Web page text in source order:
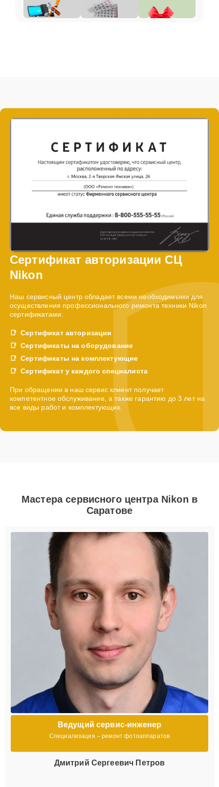
Сертификат авторизации СЦ
Nikon
Наш сервисный центр обладает всеми необходимыми для
осуществления профессионального ремонта техники Nikon
сертификатами:
Сертификат авторизации
Сертификаты на оборудование
Сертификаты на комплектующие
Сертификат у каждого специалиста
При обращении в наш сервис клиент получает
компетентное обслуживание, а также гарантию до 3 лет на
все виды работ и комплектующих.
Мастера сервисного центра Nikon в
Саратове
Ведущий сервис-инженер
Специализация – ремонт фотоаппаратов
Дмитрий Сергеевич Петров